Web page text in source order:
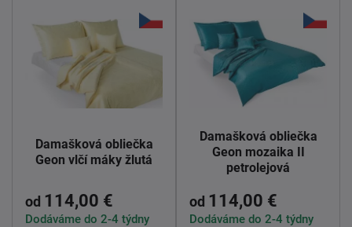
Damašková obliečka
Geon vlčí máky žlutá
od 114,00 €
Dodáváme do 2-4 týdny
Damašková obliečka
Geon mozaika II
petrolejová
od 114,00 €
Dodáváme do 2-4 týdny